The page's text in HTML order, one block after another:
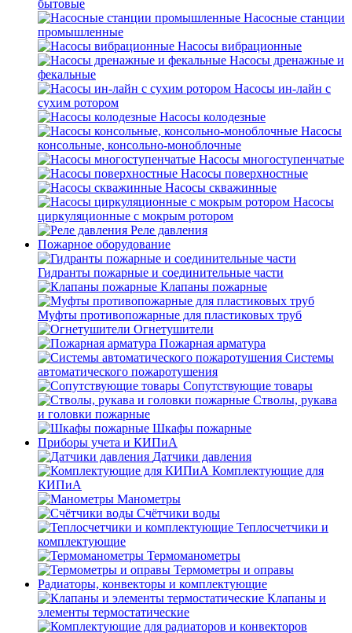
бытовые
Насосные станции
промышленные
Насосы вибрационные
Насосы дренажные и
фекальные
Насосы ин-лайн с
сухим ротором
Насосы колодезные
Насосы
консольные, консольно-моноблочные
Насосы многоступенчатые
Насосы поверхностные
Насосы скважинные
Насосы
циркуляционные с мокрым ротором
Реле давления
Пожарное оборудование
Гидранты пожарные и соединительные части
Клапаны пожарные
Муфты противопожарные для пластиковых труб
Огнетушители
Пожарная арматура
Системы
автоматического пожаротушения
Сопутствующие товары
Стволы, рукава
и головки пожарные
Шкафы пожарные
Приборы учета и КИПиА
Датчики давления
Комплектующие для
КИПиА
Манометры
Счётчики воды
Теплосчетчики и
комплектующие
Термоманометры
Термометры и оправы
Радиаторы, конвекторы и комплектующие
Клапаны и
элементы термостатические